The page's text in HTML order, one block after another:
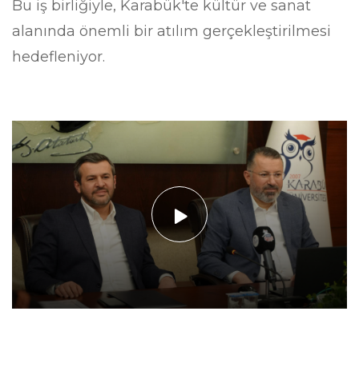
Bu iş birliğiyle, Karabük'te kültür ve sanat
alanında önemli bir atılım gerçekleştirilmesi
hedefleniyor.